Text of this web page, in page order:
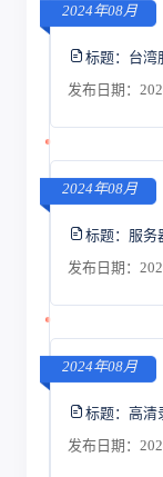
2024年08月
标题： 台湾
发布日期：
2024年08月
标题： 服务
发布日期：
2024年08月
标题： 高清
发布日期：